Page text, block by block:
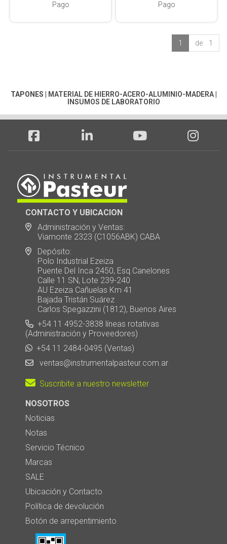
Pago
Pago
1 de 1
TAPONES MATERIAL DE HIERRO-ACERO-ALUMINIO-MADERA|
INSUMOS DE LABORATORIO
CONTACTO Y UBICACION
Administración y Ventas:
Viamonte 2323 (C1056ABK) CABA
Depósito:
Polo Industrial Ezeiza
Puente Del Inca 2450, Esq.Canelones
Calle 11 SN, Lote 239-240
AU Ezeiza Cañuelas Km 41
Bajada Tristán Suárez
Carlos Spegazzini (1812), Buenos Aires
+54 11 4952-3838 líneas rotativas
(Administración y Proveedores)
+54 11 2484-0495 (Ventas)
ventas@instrumentalpasteur.com.ar
Suscribite a nuestro newsletter
NOSOTROS
Noticias
Notas
Servicio Técnico
Marcas
SALE
Ubicación y Contacto
Política de devolución
Botón de arrepentimiento